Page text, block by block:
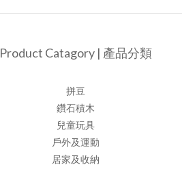
Product Catagory | 產品分類
拼豆
鑽石積木
兒童玩具
戶外及運動
居家及收納